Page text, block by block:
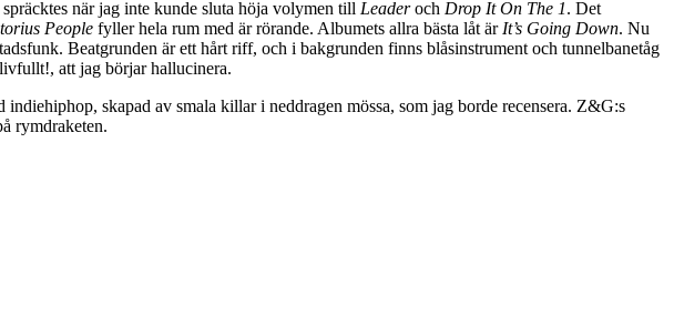
när jag inte kunde sluta höja volymen till Leaderoch Drop It On The 1. Det
People fyller hela rum med är rörande. Albumets allra bästa låt ärIt’s Going Down. Nu
Beatgrunden är ett hårt riff, och i bakgrunden finns blåsinstrument och tunnelbanetåg
att jag börjar hallucinera.
skapad av smala killar i neddragen mössa, som jag borde recensera. Z&G:s
rymdraketen.